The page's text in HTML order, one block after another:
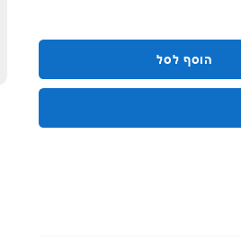
הוסף לסל